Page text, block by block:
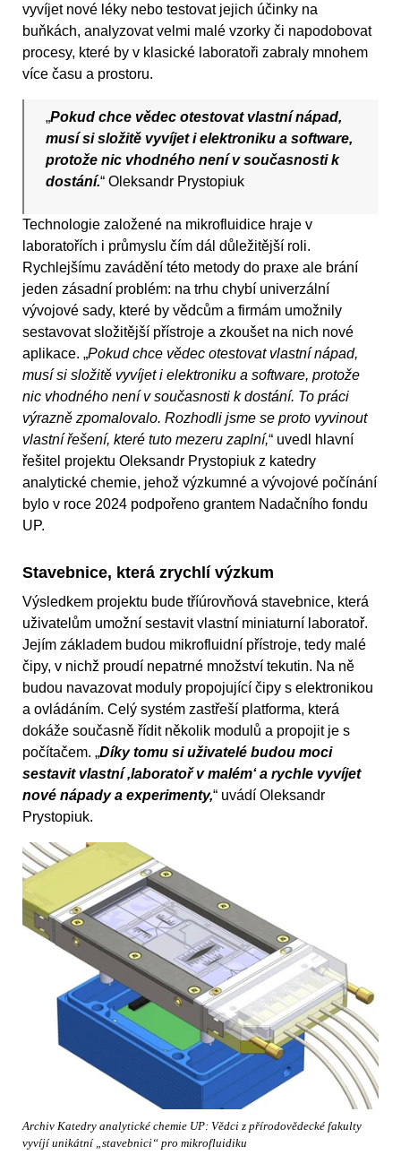
vyvíjet nové léky nebo testovat jejich účinky na
buňkách, analyzovat velmi malé vzorky či napodobovat
procesy, které by v klasické laboratoři zabraly mnohem
více času a prostoru.
„Pokud chce vědec otestovat vlastní nápad,
musí si složitě vyvíjet i elektroniku a software,
protože nic vhodného není v současnosti k
dostání.“ Oleksandr Prystopiuk
Technologie založené na mikrofluidice hraje v
laboratořích i průmyslu čím dál důležitější roli.
Rychlejšímu zavádění této metody do praxe ale brání
jeden zásadní problém: na trhu chybí univerzální
vývojové sady, které by vědcům a firmám umožnily
sestavovat složitější přístroje a zkoušet na nich nové
aplikace. „Pokud chce vědec otestovat vlastní nápad,
musí si složitě vyvíjet i elektroniku a software, protože
nic vhodného není v současnosti k dostání. To práci
výrazně zpomalovalo. Rozhodli jsme se proto vyvinout
vlastní řešení, které tuto mezeru zaplní,“ uvedl hlavní
řešitel projektu Oleksandr Prystopiuk z katedry
analytické chemie, jehož výzkumné a vývojové počínání
bylo v roce 2024 podpořeno grantem Nadačního fondu
UP.
Stavebnice, která zrychlí výzkum
Výsledkem projektu bude tříúrovňová stavebnice, která
uživatelům umožní sestavit vlastní miniaturní laboratoř.
Jejím základem budou mikrofluidní přístroje, tedy malé
čipy, v nichž proudí nepatrné množství tekutin. Na ně
budou navazovat moduly propojující čipy s elektronikou
a ovládáním. Celý systém zastřeší platforma, která
dokáže současně řídit několik modulů a propojit je s
počítačem. „Díky tomu si uživatelé budou moci
sestavit vlastní ‚laboratoř v malém‘ a rychle vyvíjet
nové nápady a experimenty,“ uvádí Oleksandr
Prystopiuk.
Archiv Katedry analytické chemie UP: Vědci z přírodovědecké fakulty
vyvíjí unikátní „stavebnici“ pro mikrofluidiku